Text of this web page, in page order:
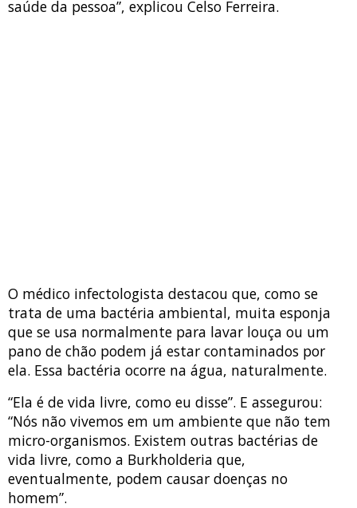
saúde da pessoa”, explicou Celso Ferreira.
O médico infectologista destacou que, como se
trata de uma bactéria ambiental, muita esponja
que se usa normalmente para lavar louça ou um
pano de chão podem já estar contaminados por
ela. Essa bactéria ocorre na água, naturalmente.
“Ela é de vida livre, como eu disse”. E assegurou:
“Nós não vivemos em um ambiente que não tem
micro-organismos. Existem outras bactérias de
vida livre, como a Burkholderia que,
eventualmente, podem causar doenças no
homem”.